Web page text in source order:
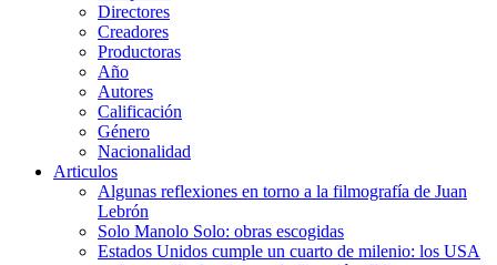
Directores
Creadores
Productoras
Año
Autores
Calificación
Género
Nacionalidad
Articulos
Algunas reflexiones en torno a la filmografía de Juan
Lebrón
Solo Manolo Solo: obras escogidas
Estados Unidos cumple un cuarto de milenio: los USA